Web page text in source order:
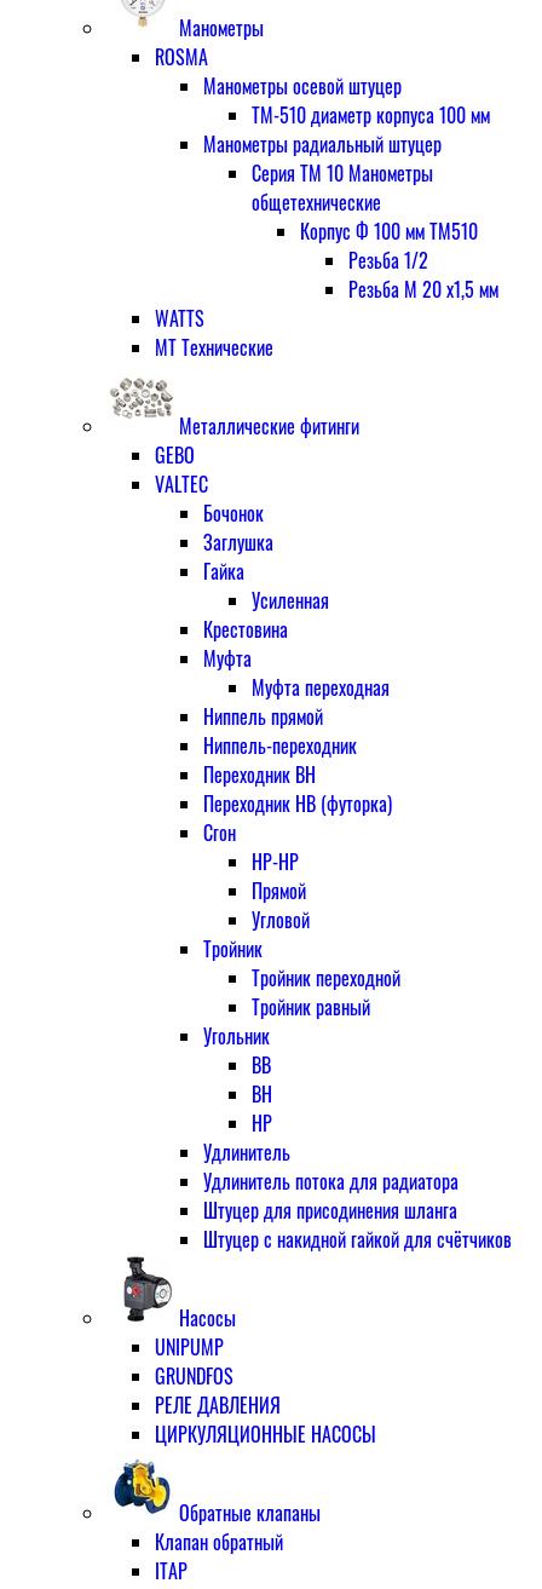
Манометры
ROSMA
Манометры осевой штуцер
ТМ-510 диаметр корпуса 100 мм
Манометры радиальный штуцер
Серия ТМ 10 Манометры
общетехнические
Корпус Ф 100 мм ТМ510
Резьба 1/2
Резьба М 20 х1,5 мм
WATTS
МТ Технические
Металлические фитинги
GEBO
VALTEC
Бочонок
Заглушка
Гайка
Усиленная
Крестовина
Муфта
Муфта переходная
Ниппель прямой
Ниппель-переходник
Переходник ВН
Переходник НВ (футорка)
Сгон
НР-НР
Прямой
Угловой
Тройник
Тройник переходной
Тройник равный
Угольник
ВВ
ВН
НР
Удлинитель
Удлинитель потока для радиатора
Штуцер для присодинения шланга
Штуцер с накидной гайкой для счётчиков
Насосы
UNIPUMP
GRUNDFOS
РЕЛЕ ДАВЛЕНИЯ
ЦИРКУЛЯЦИОННЫЕ НАСОСЫ
Обратные клапаны
Клапан обратный
ITAP